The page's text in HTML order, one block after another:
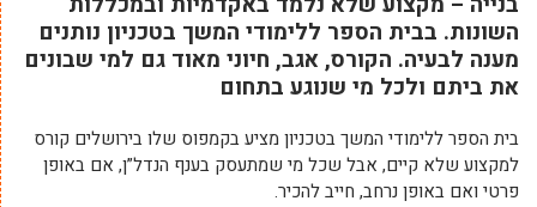
השונות. בבית הספר ללימודי המשך בטכניון נותנים
מענה לבעיה. הקורס, אגב, חיוני מאוד גם למי שבונים
את ביתם ולכל מי שנוגע בתחום
בית הספר ללימודי המשך בטכניון מציע בקמפוס שלו בירושלים קורס
למקצוע שלא קיים, אבל שכל מי שמתעסק בענף הנדל”ן, אם באופן
פרטי ואם באופן נרחב, חייב להכיר.